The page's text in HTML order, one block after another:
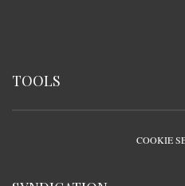
TOOLS
COOKIE